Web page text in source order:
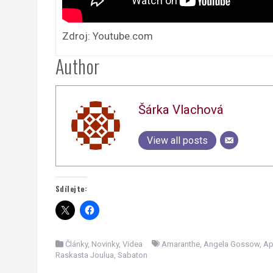
Zdroj: Youtube.com
Author
Šárka Vlachová
View all posts
Sdílejte:
Články, Novinky, Videa Amaranthe, Angela Gossow,
Raskasta Joulua Sabaton